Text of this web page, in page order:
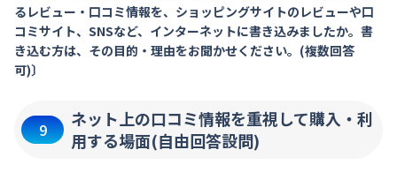
るレビュー・口コミ情報を、ショッピングサイトのレビューや口
コミサイト、SNSなど、インターネットに書き込みましたか。書
き込む方は、その目的・理由をお聞かせください。(複数回答
可)〕
9
ネット上の口コミ情報を重視して購入・利
用する場面(自由回答設問)